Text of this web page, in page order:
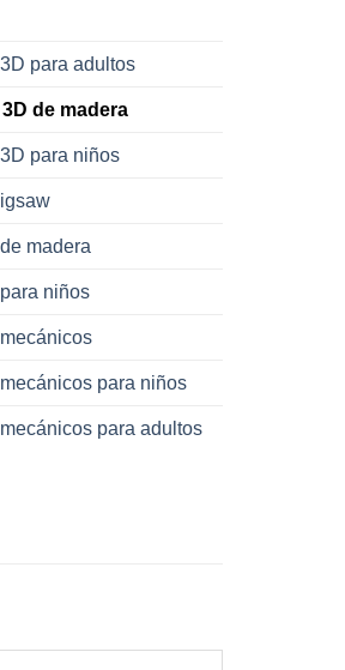
para adultos
de madera
para niños
madera
niños
para niños
para adultos